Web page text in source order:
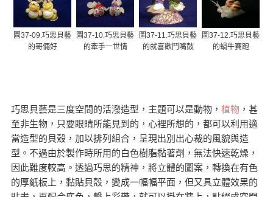
圖37-09.巧思貝藝
的哥倆好
圖37-10.巧思貝藝
的牽手一世情
圖37-11.巧思貝藝
的就喜歡鬥嘴鼓
圖37-12.巧思貝藝
的蝸牛賽跑
巧思貝藝是三度空間的活潑造型，主題可以是動物， 植物，甚
至非生物，只要眼睛所能見到的，心裡所想的，都可以利用適
當造型的貝殼，加以排列組合，呈現出別出心裁的風貌與造
型。不過由於製作時所用的白色樹脂黏著劑，無法快速乾燥，
因此難度較高。透過巧思的精神，將立體的圖案，轉換在有色
的厚紙板上，黏貼貝殼，變成一幅幅平面，但又具立體效果的